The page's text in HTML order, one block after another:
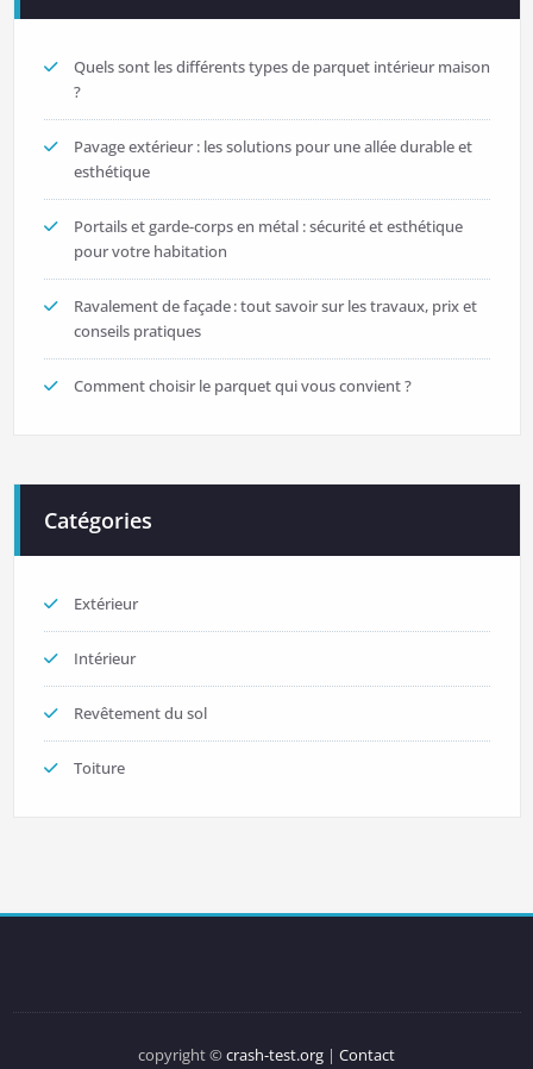
Quels sont les différents types de parquet intérieur maison
?
Pavage extérieur : les solutions pour une allée durable et
esthétique
Portails et garde-corps en métal : sécurité et esthétique
pour votre habitation
Ravalement de façade : tout savoir sur les travaux, prix et
conseils pratiques
Comment choisir le parquet qui vous convient ?
Catégories
Extérieur
Intérieur
Revêtement du sol
Toiture
copyright ©crash-test.org | Contact